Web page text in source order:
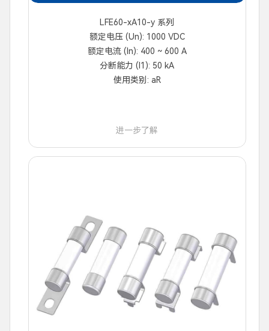
LFE60-xA10-y 系列
额定电压 (Un): 1000 VDC
额定电流 (In): 400 ~ 600 A
分断能力 (I1): 50 kA
使用类别: aR
进一步了解